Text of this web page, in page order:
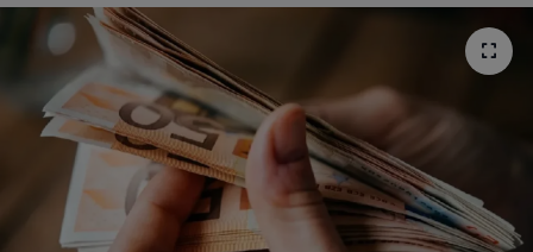
VIDEO GALERİ
ALGEMENE VOORWAARDEN
CONTACT
Çerez Politikası